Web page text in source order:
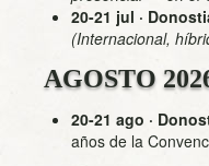
20-21 jul ·
(Internacional,
AGOSTO
20-21 ago ·
años de la